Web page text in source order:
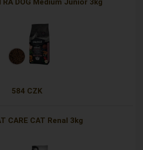
DOG Medium Junior 3kg
584 CZK
CARE CAT Renal 3kg